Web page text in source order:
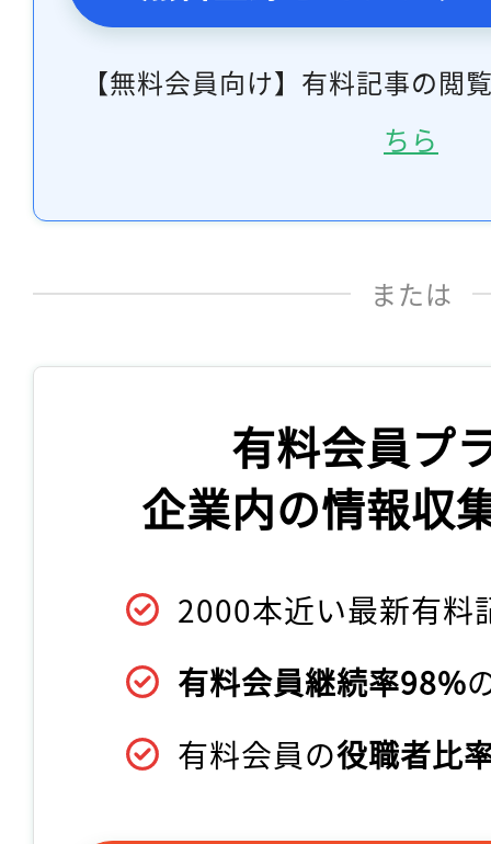
【無料会員向け】有料記事の閲
ちら
または
有料会員プ
企業内の情報収
2000本近い最新有料
有料会員継続率98%
有料会員の役職者比